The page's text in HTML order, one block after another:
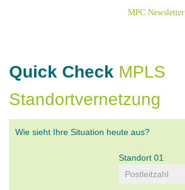
MPC Newsletter
Quick Check MPLS
Standortvernetzung
Wie sieht Ihre Situation heute aus?
Standort 01